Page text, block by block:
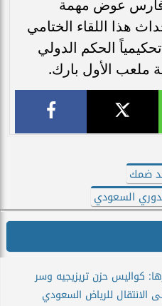
فارس عوض مهمة
هذا اللقاء الختامي
الحكم الدولي
ملعب الأول بارك.
ضد ضمك
السعودي
كواليس حزن تريزيجيه وسر
الانتقال للرياض السعودي